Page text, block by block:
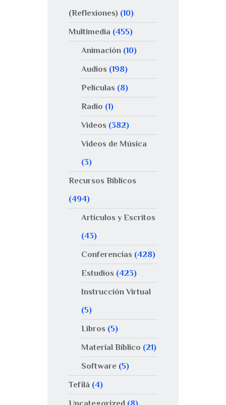
(Reflexiones) (10)
Multimedia (455)
Animación(10)
Audios (198)
Películas (8)
Radio (1)
Videos (382)
Videos de Música
(3)
Recursos Bíblicos
(494)
Artículos y Escritos
(43)
Conferencias (428)
Estudios (423)
Instrucción Virtual
(5)
Libros (5)
Material Bíblico (21)
Software(5)
Tefilá (4)